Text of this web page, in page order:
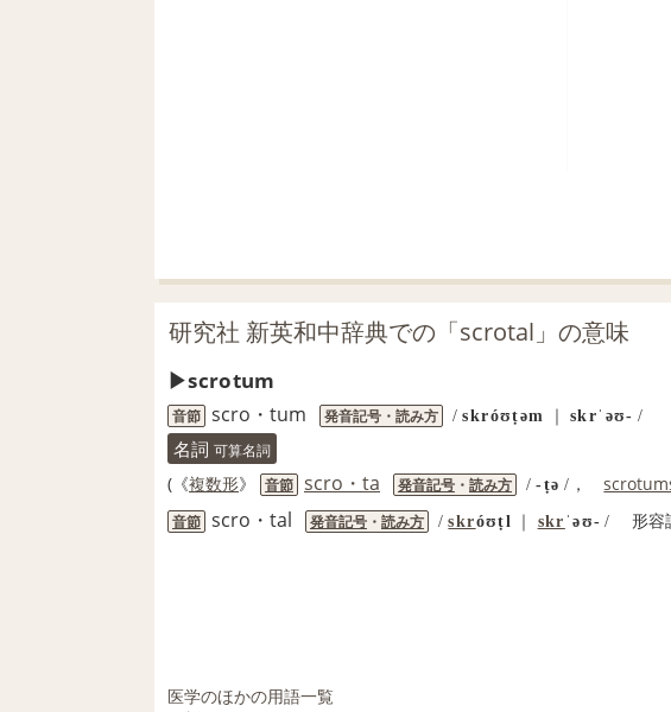
研究社 新英和中辞典での「scrotal」の意味
scrotum
音節 scro・tum 発音記号・読み方 / skróʊṭəm skrˈəʊ‐ /
名詞 可算名詞
(《複数形》 音節 scro・ta 発音記号 ・ 読み方 / ‐ṭə /，
音節 scro・tal 発音記号 ・ 読み方 / skróʊṭl skr ˈəʊ‐ / 形容
医学のほかの用語一覧